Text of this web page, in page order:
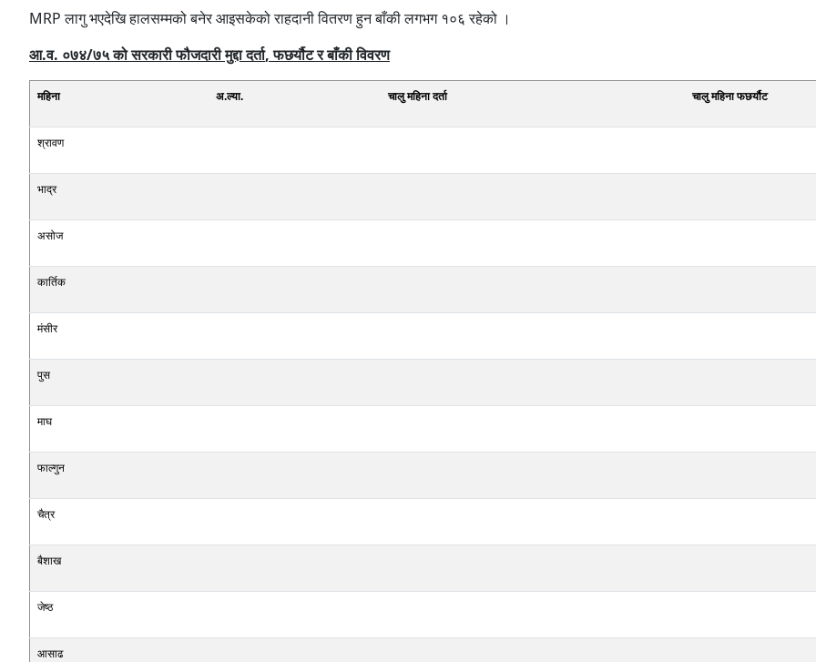
MRP लागु भएदेखि हालसम्मको बनेर आइसकेको राहदानी वितरण हुन बाँकी लगभग १०६ रहेको ।
आ.व. ०७४/७५ को सरकारी फौजदारी मुद्दा दर्ता,फछर्यौट र बाँकी विवरण
महिना अ.ल्या. चालु महिना दर्ता चालु महिना फछर्यौट
श्रावण
भाद्र
असोज
कार्तिक
मंसीर
पुस
माघ
फाल्गुन
चैत्र
बैशाख
जेष्ठ
आसाढ